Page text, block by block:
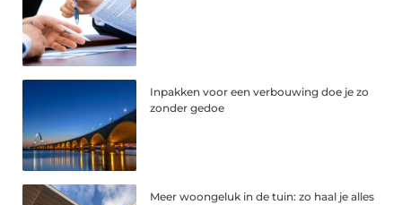
Inpakken voor een verbouwing doe je zo
zonder gedoe
Meer woongeluk in de tuin: zo haal je alles